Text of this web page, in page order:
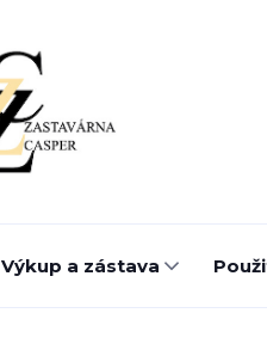
Výkup a zástava